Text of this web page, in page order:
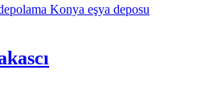
Konya eşya deposu